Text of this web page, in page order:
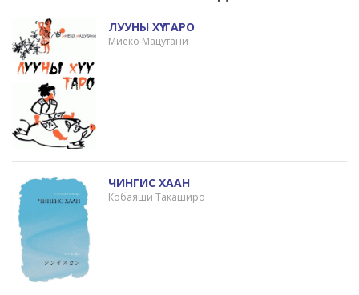
ЛУУНЫ ХҮҮ ТАРО
Миёко Мацутани
ЧИНГИС ХААН
Кобаяши Такаширо